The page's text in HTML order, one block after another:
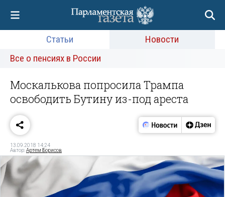
Статьи
Новости
Все о пенсиях в России
Москалькова попросила Трампа
освободить Бутину из-под ареста
13.09.2018 14:24
Автор:Артем Борисов